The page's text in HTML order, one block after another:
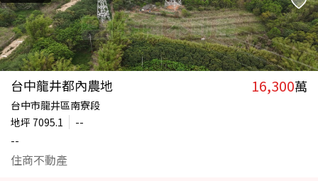
台中龍井都內農地 16,300萬
台中市龍井區南寮段
地坪 7095.1
--
--
住商不動產